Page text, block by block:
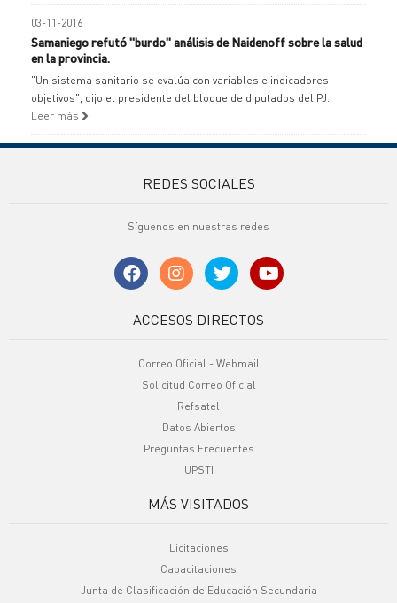
03-11-2016
Samaniego refutó "burdo" análisis de Naidenoff sobre la salud
en la provincia.
"Un sistema sanitario se evalúa con variables e indicadores
objetivos", dijo el presidente del bloque de diputados del PJ.
Leer más
REDES SOCIALES
Síguenos en nuestras redes
ACCESOS DIRECTOS
Correo Oficial - Webmail
Solicitud Correo Oficial
Refsatel
Datos Abiertos
Preguntas Frecuentes
UPSTI
MÁS VISITADOS
Licitaciones
Capacitaciones
Junta de Clasificación de Educación Secundaria